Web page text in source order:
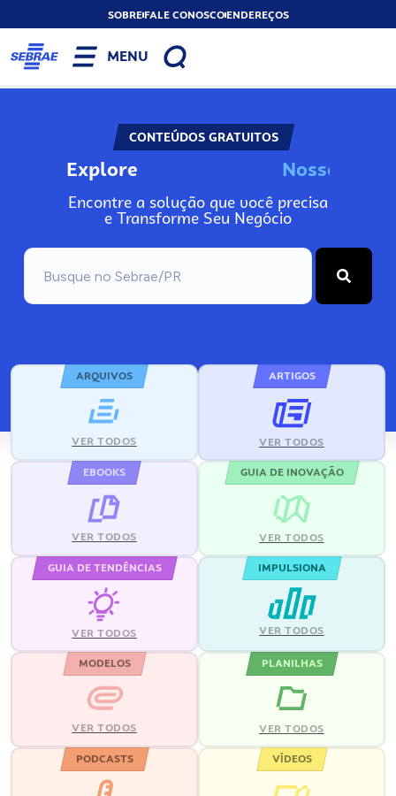
SOBREFALE CONOSCOENDEREÇOS
MENU
CONTEÚDOS GRATUITOS
Explore Nosso
Encontre a solução que você precisa
e Transforme Seu Negócio
ARQUIVOS
VER TODOS
ARTIGOS
VER TODOS
EBOOKS
VER TODOS
GUIA DE INOVAÇÃO
VER TODOS
GUIA DE TENDÊNCIAS
VER TODOS
IMPULSIONA
VER TODOS
MODELOS
VER TODOS
PLANILHAS
VER TODOS
PODCASTS VÍDEOS